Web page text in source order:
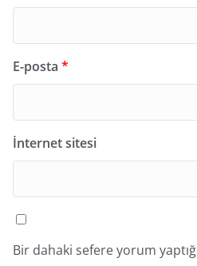
E-posta *
İnternet sitesi
Bir dahaki sefere yorum